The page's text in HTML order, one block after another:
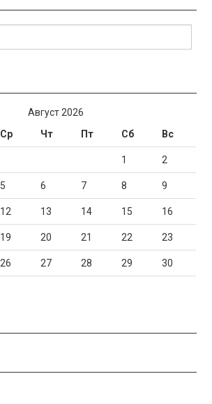
Август 2026
Ср Чт Пт Сб Вс
1 2
5 6 7 8 9
12 13 14 15 16
19 20 21 22 23
26 27 28 29 30